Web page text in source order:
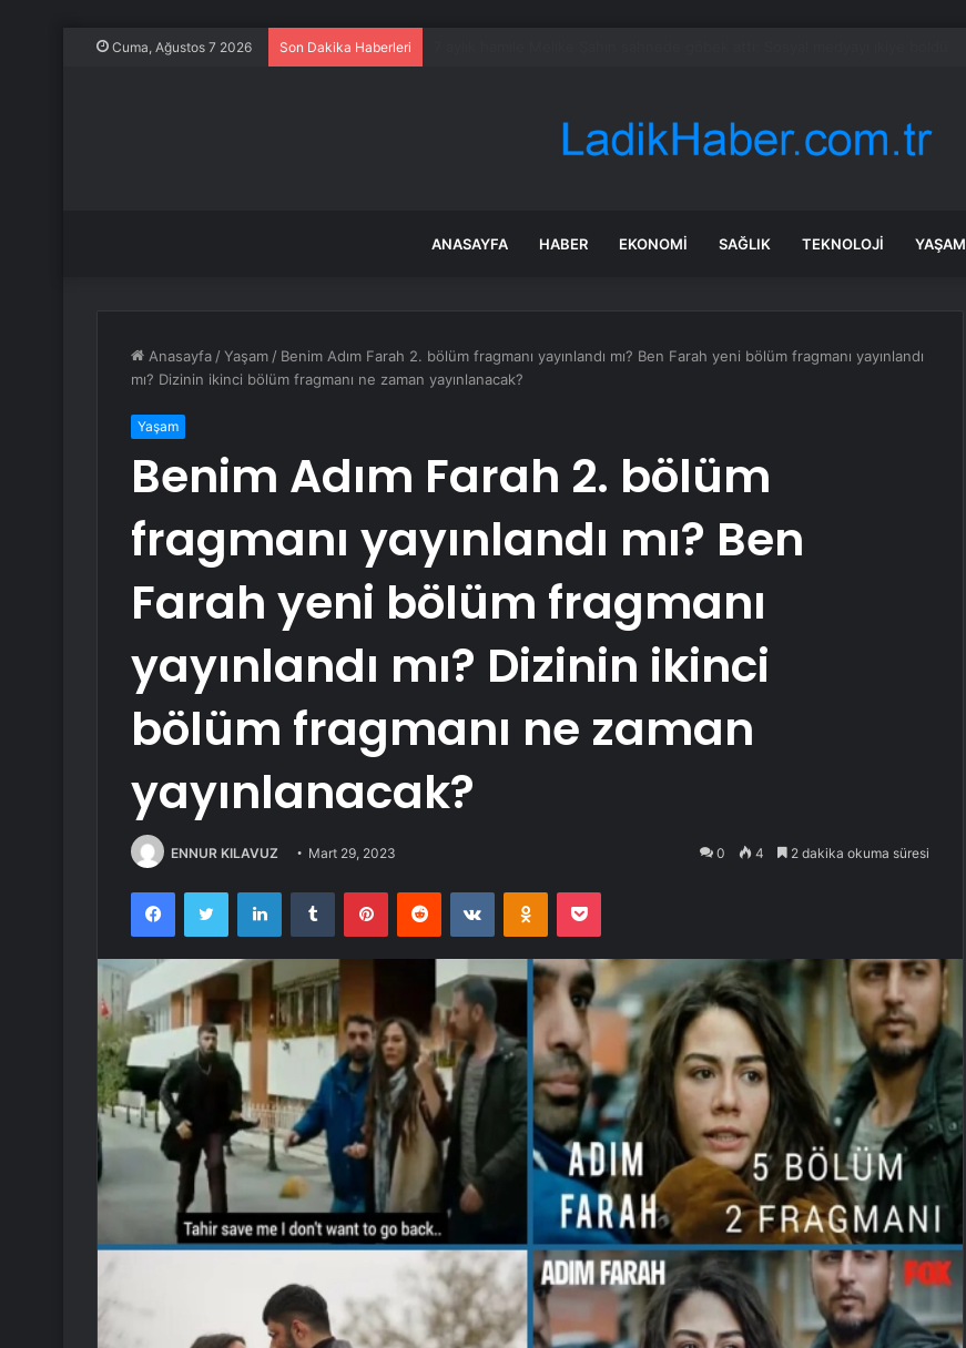
Cuma, Ağustos 7 2026 Son Dakika Haberleri
ANASAYFA HABER EKONOMI SAĞLIK TEKNOLOJI YAŞAM
Anasayfa /Yaşam / Benim Adım Farah 2. bölüm fragmanı yayınlandı mı? Ben Farah yeni bölüm fragmanı yayınlandı
mı? Dizinin ikinci bölüm fragmanı ne zaman yayınlanacak?
Yaşam
Benim Adım Farah 2. bölüm
fragmanı yayınlandı mı? Ben
Farah yeni bölüm fragmanı
yayınlandı mı? Dizinin ikinci
bölüm fragmanı ne zaman
yayınlanacak?
ENNUR KILAVUZ Mart 29, 2023 0 4 2 dakika okuma süresi
FacebookTwitter LinkedInTumblr PinterestReddit VKontakteOdnoklassniki
Pocket